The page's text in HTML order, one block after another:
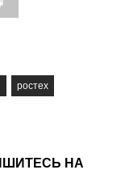
ростех
НА